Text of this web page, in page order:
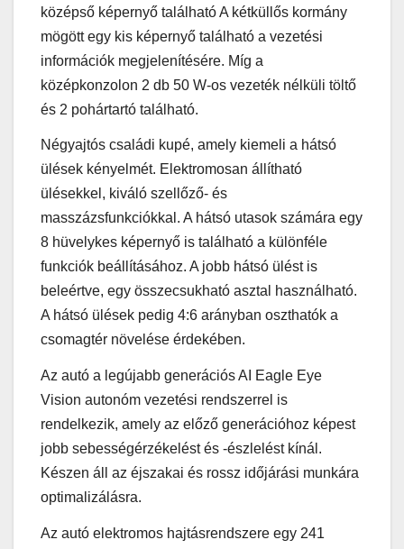
középső képernyő található A kétküllős kormány
mögött egy kis képernyő található a vezetési
információk megjelenítésére. Míg a
középkonzolon 2 db 50 W-os vezeték nélküli töltő
és 2 pohártartó található.
Négyajtós családi kupé, amely kiemeli a hátsó
ülések kényelmét. Elektromosan állítható
ülésekkel, kiváló szellőző- és
masszázsfunkciókkal. A hátsó utasok számára egy
8 hüvelykes képernyő is található a különféle
funkciók beállításához. A jobb hátsó ülést is
beleértve, egy összecsukható asztal használható.
A hátsó ülések pedig 4:6 arányban oszthatók a
csomagtér növelése érdekében.
Az autó a legújabb generációs AI Eagle Eye
Vision autonóm vezetési rendszerrel is
rendelkezik, amely az előző generációhoz képest
jobb sebességérzékelést és -észlelést kínál.
Készen áll az éjszakai és rossz időjárási munkára
optimalizálásra.
Az autó elektromos hajtásrendszere egy 241